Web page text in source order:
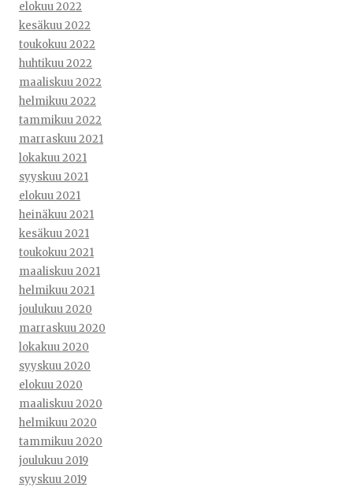
elokuu 2022
kesäkuu 2022
toukokuu 2022
huhtikuu 2022
maaliskuu 2022
helmikuu 2022
tammikuu 2022
marraskuu 2021
lokakuu 2021
syyskuu 2021
elokuu 2021
heinäkuu 2021
kesäkuu 2021
toukokuu 2021
maaliskuu 2021
helmikuu 2021
joulukuu 2020
marraskuu 2020
lokakuu 2020
syyskuu 2020
elokuu 2020
maaliskuu 2020
helmikuu 2020
tammikuu 2020
joulukuu 2019
syyskuu 2019